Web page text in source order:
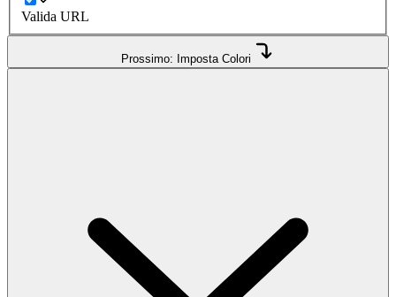
Valida URL
Prossimo: Imposta Colori